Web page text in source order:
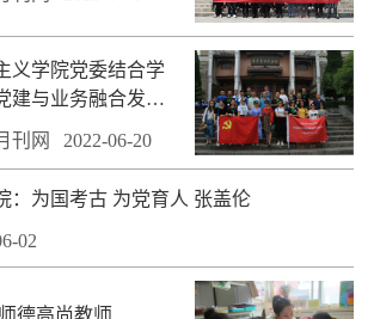
义学院党委结合学
建与业务融合发展
刊网 2022-06-20
：为国考古 为党育人 张盖伦
02
德高尚教师